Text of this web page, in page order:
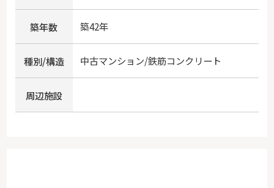
築年数 築42年
種別/構造 中古マンション/鉄筋コンクリート
周辺施設